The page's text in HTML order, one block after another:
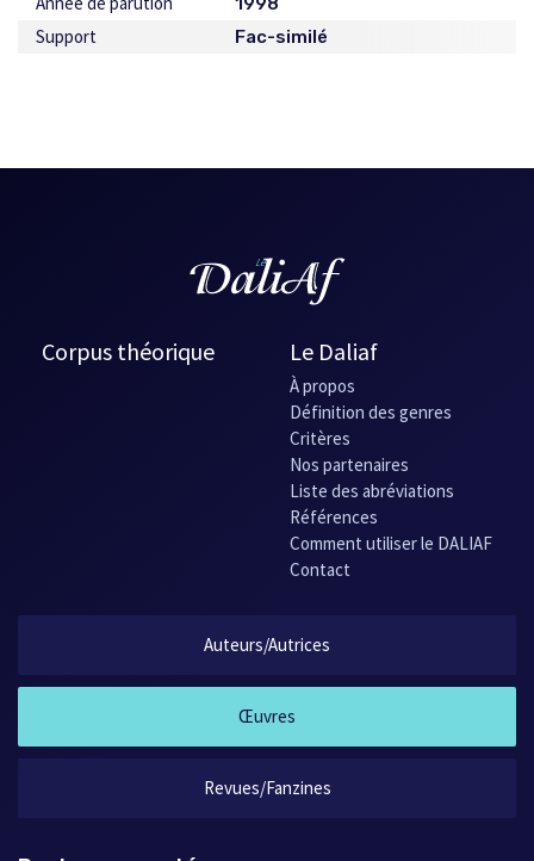
Support Fac-similé
Corpus théorique Le Daliaf
À propos
Définition des genres
Critères
Nos partenaires
Liste des abréviations
Références
Comment utiliser le DALIAF
Contact
Auteurs/Autrices
Œuvres
Revues/Fanzines